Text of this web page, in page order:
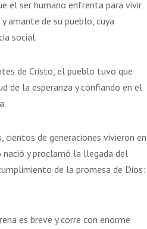
el ser humano enfrenta para vivir
amante de su pueblo, cuya
social.
de Cristo, el pueblo tuvo que
de la esperanza y confiando en el
cientos de generaciones vivieron en
nació y proclamó la llegada del
de la promesa de Dios:
es breve y corre con enorme